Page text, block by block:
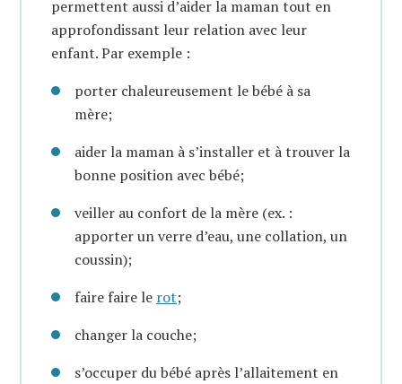
permettent aussi d’aider la maman tout en
approfondissant leur relation avec leur
enfant. Par exemple :
porter chaleureusement le bébé à sa
mère;
aider la maman à s’installer et à trouver la
bonne position avec bébé;
veiller au confort de la mère (ex. :
apporter un verre d’eau, une collation, un
coussin);
faire faire le rot;
changer la couche;
s’occuper du bébé après l’allaitement en